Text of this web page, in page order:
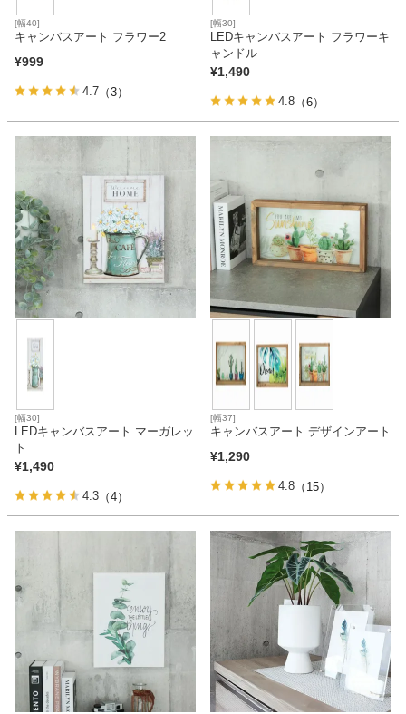
[幅40]
キャンバスアート フラワー2
¥999
4.7 （3）
[幅30]
LEDキャンバスアート フラワーキ
ャンドル
¥1,490
4.8 （6）
[幅30]
LEDキャンバスアート マーガレッ
ト
¥1,490
4.3 （4）
[幅37]
キャンバスアート デザインアート
¥1,290
4.8 （15）